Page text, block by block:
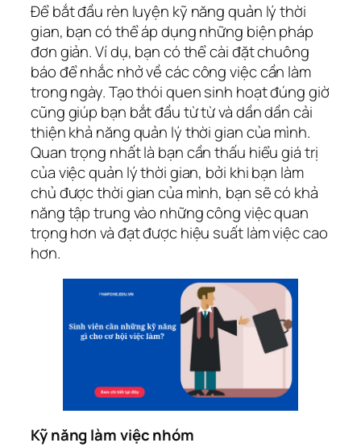
Để bắt đầu rèn luyện kỹ năng quản lý thời
gian, bạn có thể áp dụng những biện pháp
đơn giản. Ví dụ, bạn có thể cài đặt chuông
báo để nhắc nhở về các công việc cần làm
trong ngày. Tạo thói quen sinh hoạt đúng giờ
cũng giúp bạn bắt đầu từ từ và dần dần cải
thiện khả năng quản lý thời gian của mình.
Quan trọng nhất là bạn cần thấu hiểu giá trị
của việc quản lý thời gian, bởi khi bạn làm
chủ được thời gian của mình, bạn sẽ có khả
năng tập trung vào những công việc quan
trọng hơn và đạt được hiệu suất làm việc cao
hơn.
Kỹ năng làm việc nhóm